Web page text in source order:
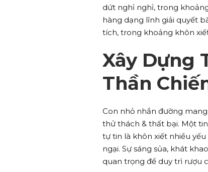
dứt nghỉ nghỉ, trong
hàng dạng lĩnh giải quyết
tích, trong khoảng khôn
Xây Dựng
Thần
Con nhỏ nhắn đường
thử thách & thất bại. Một
tự tin là khôn xiết nhiều
ngại. Sự sáng sủa, khát
quan trọng để duy trì rượu